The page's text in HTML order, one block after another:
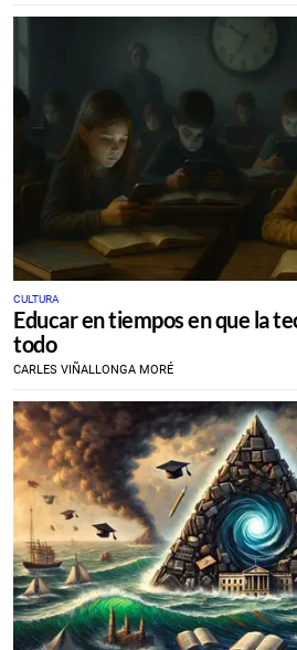
CULTURA
Educar en tiempos en que la
todo
CARLES VIÑALLONGA MORÉ